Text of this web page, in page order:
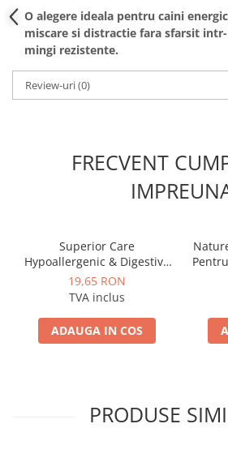
O alegere ideala pentru caini
miscare si distractie fara sfarsit
mingi rezistente.
Review-uri(0)
FRECVENT
Superior Care
Hypoallergenic & Digestive
Care with Salmon (110g)
19,65 RON
TVA inclus
ADAUGA IN COS
PRODUSE